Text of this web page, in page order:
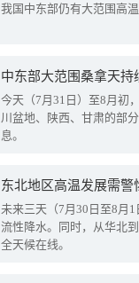
我国中东部仍有大范围高
中东部大范围桑拿天
今天（7月31日）至8月初
川盆地、陕西、甘肃的部
息。
东北地区高温发展需
未来三天（7月30日至8月
流性降水。同时，从华北
全天候在线。